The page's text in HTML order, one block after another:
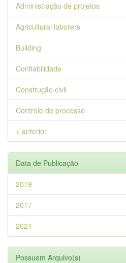
Administração de projetos
Agricultural laborers
Building
Confiabilidade
Construção civil
Controle de processo
< anterior
Data de Publicação
2019
2017
2021
Possuem Arquivo(s)